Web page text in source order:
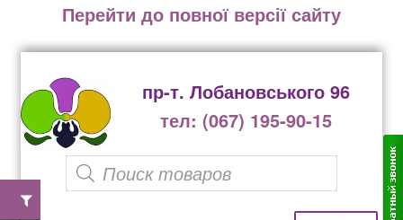
Перейти до повної версії сайту
пр-т. Лобановського 96
тел: (067) 195-90-15
P
r